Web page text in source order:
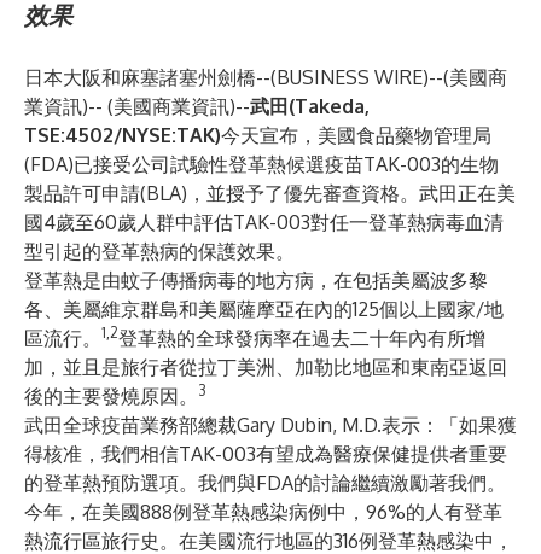
效果
日本大阪和麻塞諸塞州劍橋--(BUSINESS WIRE)--(美國商
業資訊)-- (美國商業資訊)--武田 (Takeda,
TSE:4502/NYSE:TAK)今天宣布，美國食品藥物管理局
(FDA)已接受公司試驗性登革熱候選疫苗TAK-003的生物
製品許可申請(BLA)，並授予了優先審查資格。武田正在美
國4歲至60歲人群中評估TAK-003對任一登革熱病毒血清
型引起的登革熱病的保護效果。
登革熱是由蚊子傳播病毒的地方病，在包括美屬波多黎
各、美屬維京群島和美屬薩摩亞在內的125個以上國家/地
區流行。
1,2登革熱的全球發病率在過去二十年內有所增
加，並且是旅行者從拉丁美洲、加勒比地區和東南亞返回
後的主要發燒原因。
3
武田全球疫苗業務部總裁Gary Dubin, M.D.表示：「如果獲
得核准，我們相信TAK-003有望成為醫療保健提供者重要
的登革熱預防選項。我們與FDA的討論繼續激勵著我們。
今年，在美國888例登革熱感染病例中，96%的人有登革
熱流行區旅行史。在美國流行地區的316例登革熱感染中，